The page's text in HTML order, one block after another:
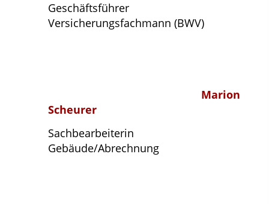
Geschäftsführer
Versicherungsfachmann (BWV)
Marion
Scheurer
Sachbearbeiterin
Gebäude/Abrechnung